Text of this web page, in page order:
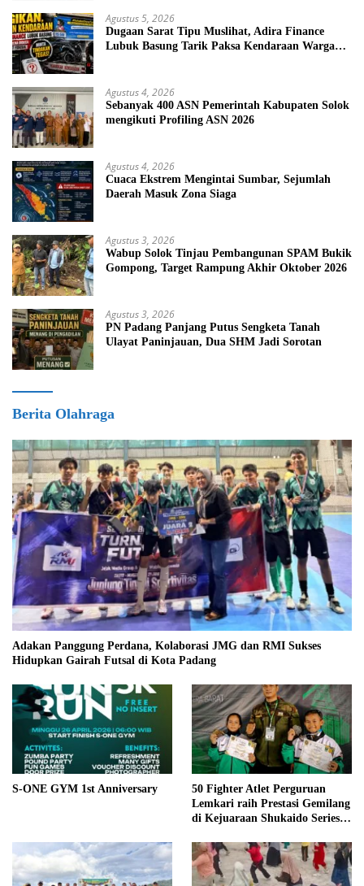
Agustus 5, 2026
Dugaan Sarat Tipu Muslihat, Adira Finance
Lubuk Basung Tarik Paksa Kendaraan Warga
Agustus 4, 2026
Sebanyak 400 ASN Pemerintah Kabupaten Solok
mengikuti Profiling ASN 2026
Agustus 4, 2026
Cuaca Ekstrem Mengintai Sumbar, Sejumlah
Daerah Masuk Zona Siaga
Agustus 3, 2026
Wabup Solok Tinjau Pembangunan SPAM Bukik
Gompong, Target Rampung Akhir Oktober 2026
Agustus 3, 2026
PN Padang Panjang Putus Sengketa Tanah
Ulayat Paninjauan, Dua SHM Jadi Sorotan
Berita Olahraga
Adakan Panggung Perdana, Kolaborasi JMG dan RMI Sukses
Hidupkan Gairah Futsal di Kota Padang
S-ONE GYM 1st Anniversary
50 Fighter Atlet Perguruan
Lemkari raih Prestasi Gemilang
di Kejuaraan Shukaido Series 1